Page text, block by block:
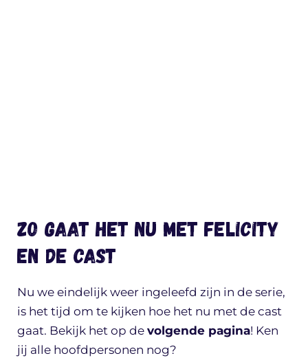
Zo gaat het nu met Felicity
en de cast
Nu we eindelijk weer ingeleefd zijn in de serie,
is het tijd om te kijken hoe het nu met de cast
gaat. Bekijk het op de volgende pagina! Ken
jij alle hoofdpersonen nog?